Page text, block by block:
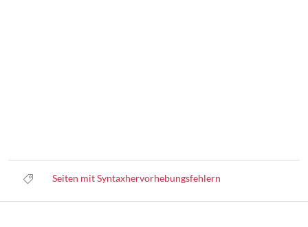
Seiten mit Syntaxhervorhebungsfehlern